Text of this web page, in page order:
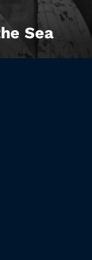
Sea